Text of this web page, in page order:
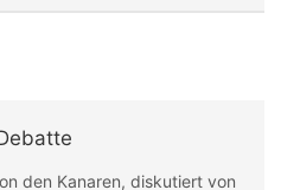
den Kanaren, diskutiert von